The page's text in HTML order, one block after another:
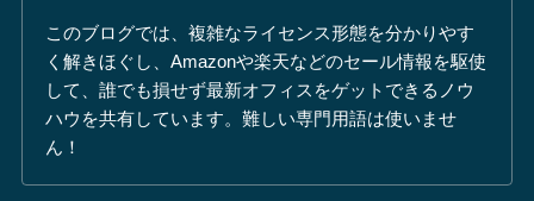
このブログでは、複雑なライセンス形態を分かりやす
く解きほぐし、Amazonや楽天などのセール情報を駆使
して、誰でも損せず最新オフィスをゲットできるノウ
ハウを共有しています。難しい専門用語は使いませ
ん！